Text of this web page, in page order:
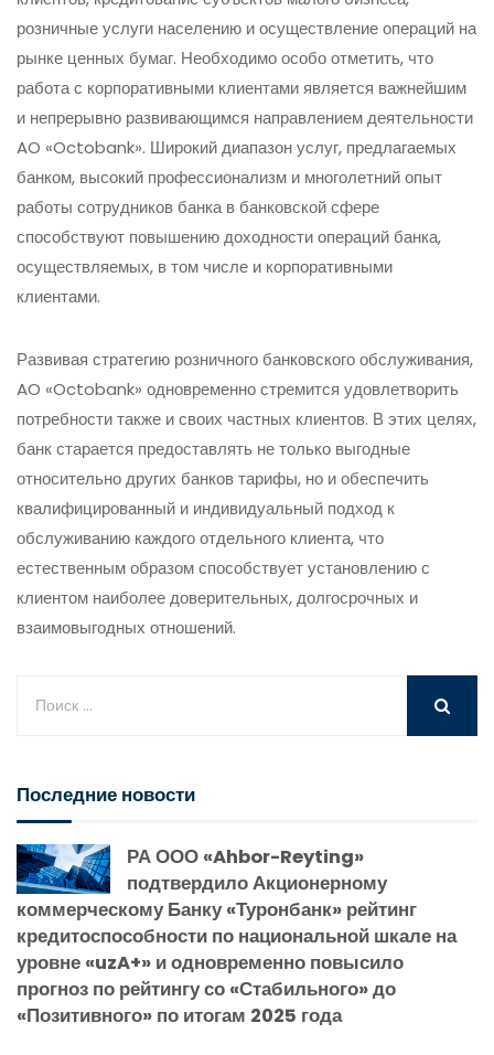
розничные услуги населению и осуществление операций на
рынке ценных бумаг. Необходимо особо отметить, что
работа с корпоративными клиентами является важнейшим
и непрерывно развивающимся направлением деятельности
AO «Octobank». Широкий диапазон услуг, предлагаемых
банком, высокий профессионализм и многолетний опыт
работы сотрудников банка в банковской сфере
способствуют повышению доходности операций банка,
осуществляемых, в том числе и корпоративными
клиентами.
Развивая стратегию розничного банковского обслуживания,
AO «Octobank» одновременно стремится удовлетворить
потребности также и своих частных клиентов. В этих целях,
банк старается предоставлять не только выгодные
относительно других банков тарифы, но и обеспечить
квалифицированный и индивидуальный подход к
обслуживанию каждого отдельного клиента, что
естественным образом способствует установлению с
клиентом наиболее доверительных, долгосрочных и
взаимовыгодных отношений.
Последние новости
РА ООО «Ahbor-Reyting»
подтвердило Акционерному
коммерческому Банку «Туронбанк» рейтинг
кредитоспособности по национальной шкале на
уровне «uzA+» и одновременно повысило
прогноз по рейтингу со «Стабильного» до
«Позитивного» по итогам 2025 года